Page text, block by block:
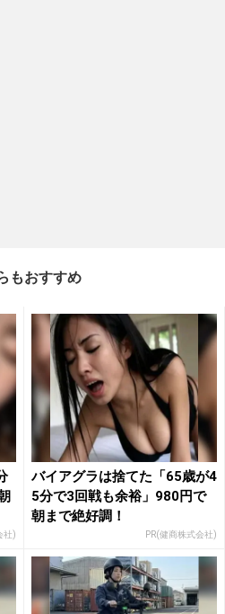
もおすすめ
社)
バイアグラは捨てた「65歳が4
5分で3回戦も余裕」980円で
朝まで絶好調！
PR(健商株式会社)